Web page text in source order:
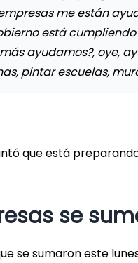
me están
está
más ayudamos?, oye,
pintar escuelas,
que está
se
se sumaron este